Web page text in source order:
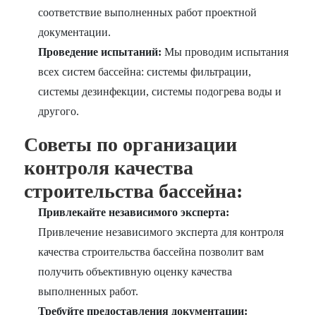
соответствие выполненных работ проектной
документации.
Проведение испытаний: Мы проводим испытания
всех систем бассейна: системы фильтрации,
системы дезинфекции, системы подогрева воды и
другого.
Советы по организации
контроля качества
строительства бассейна:
Привлекайте независимого эксперта:
Привлечение независимого эксперта для контроля
качества строительства бассейна позволит вам
получить объективную оценку качества
выполненных работ.
Требуйте предоставления документации: